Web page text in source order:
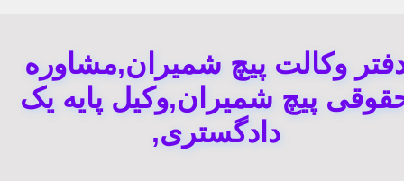
وکالت پیچ شمیران,مشاوره
پیچ شمیران,وکیل پایه یک
دادگستری,